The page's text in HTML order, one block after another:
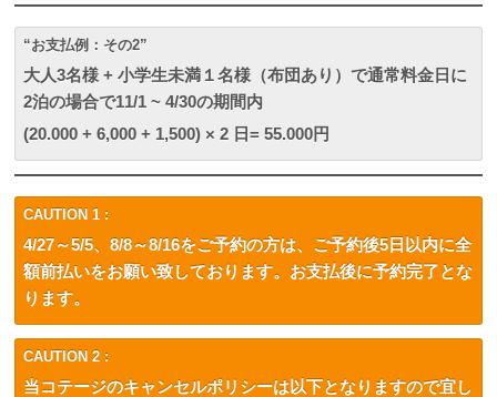
“お支払例：その2”
大人3名様 + 小学生未満１名様（布団あり）で通常料金日に
2泊の場合で11/1 ~ 4/30の期間内
(20.000 + 6,000 + 1,500) × 2 日= 55.000円
CAUTION 1 :
4/27～5/5、8/8～8/16をご予約の方は、ご予約後5日以内に全
額前払いをお願い致しております。お支払後に予約完了とな
ります。
CAUTION 2 :
当コテージのキャンセルポリシーは以下となりますので宜し